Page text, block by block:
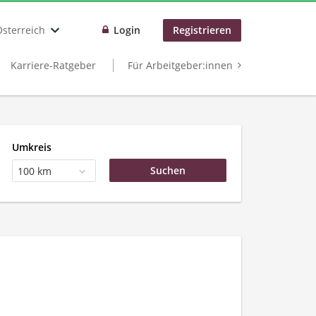
Login Registrieren
Karriere-Ratgeber Für Arbeitgeber:innen
Umkreis
100 km